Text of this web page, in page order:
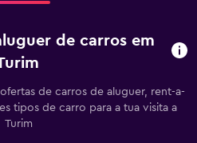
de carros em
de carros de aluguer, rent-a-
tipos de carro para a tua visita a
Turim